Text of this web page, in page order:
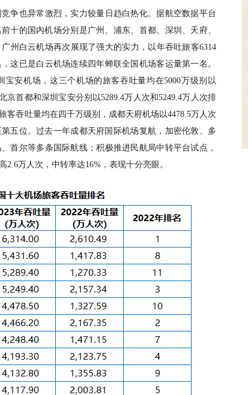
争也异常激烈，实力较量日趋白热化。据航空数据平台
十的国内机场分别是广州、浦东、首都、深圳、天府、
州白云机场再次展现了强大的实力，以年吞吐旅客6314
这已是白云机场连续四年蝉联全国机场客运量第一名。
安机场，这三个机场的旅客吞吐量均在5000万级别以
京首都和深圳宝安分别以5289.4万人次和5249.4万人次排
客吞吐量均在四千万级别，成都天府机场以4478.5万人次
五位。过去一年成都天府国际机场复航，加密伦敦、多
首尔等多条国际航线；积极推进民航局中转平台试点，
2.6万人次，中转率达16%，表现十分亮眼。